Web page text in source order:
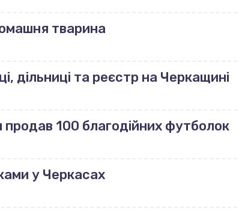
тварина
дільниці та реєстр на Черкащині
100 благодійних футболок
у Черкасах